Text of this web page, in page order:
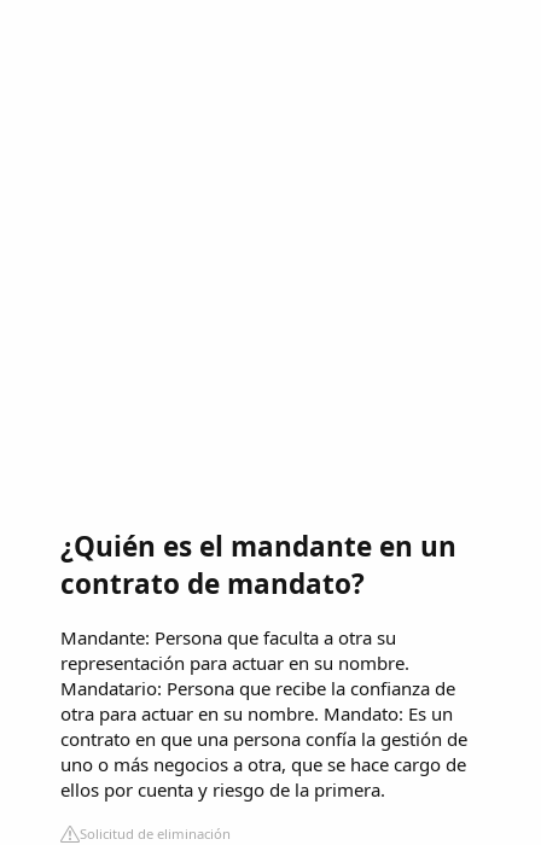
¿Quién es el mandante en un
contrato de mandato?
Mandante: Persona que faculta a otra su
representación para actuar en su nombre.
Mandatario: Persona que recibe la confianza de
otra para actuar en su nombre. Mandato: Es un
contrato en que una persona confía la gestión de
uno o más negocios a otra, que se hace cargo de
ellos por cuenta y riesgo de la primera.
Solicitud de eliminación